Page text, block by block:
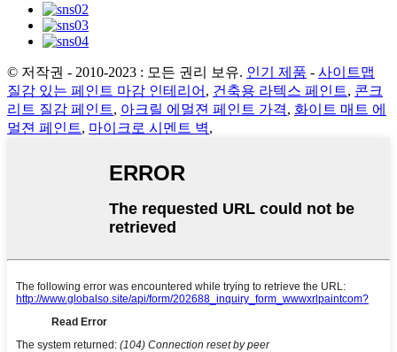
© 저작권 - 2010-2023 : 모든 권리 보유. 인기 제품 - 사이트맵
질감 있는 페인트 마감 인테리어 , 건축용 라텍스 페인트, 콘크
리트 질감 페인트, 아크릴 에멀젼 페인트 가격, 화이트 매트 에
멀젼 페인트, 마이크로 시멘트 벽,